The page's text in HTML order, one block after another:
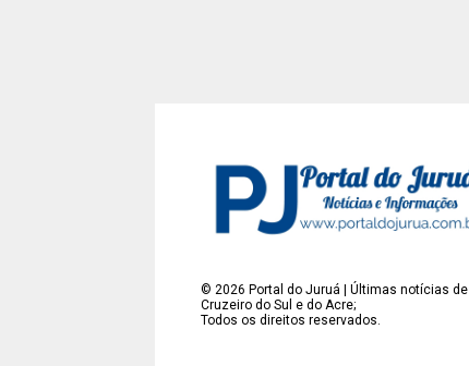
©2026 Portal do Juruá | Últimas notícias de
Cruzeiro do Sul e do Acre;
Todos os direitos reservados.